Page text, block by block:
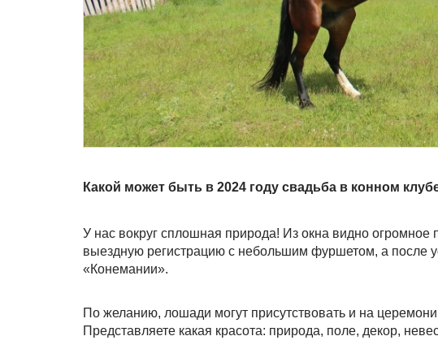
Какой может быть в 2024 году свадьба в конном
У нас вокруг сплошная природа! Из окна видно огромное
выездную регистрацию с небольшим фуршетом, а после
«Конемании».
По желанию, лошади могут присутствовать и на
Представляете какая красота: природа, поле, декор,